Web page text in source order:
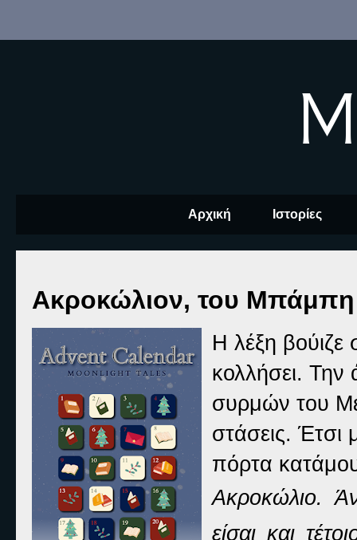
Αρχική Ιστορίες
Ακροκώλιον, του
Η λέξη βούιζε
κολλήσει.
συρμών του
στάσεις. Έτσι
πόρτα
Ακροκώλιο.
είσαι και